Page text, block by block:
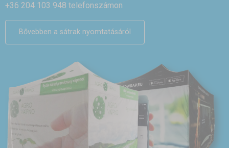
+36 204 103 948 telefonszámon
Bővebben a sátrak nyomtatásáról